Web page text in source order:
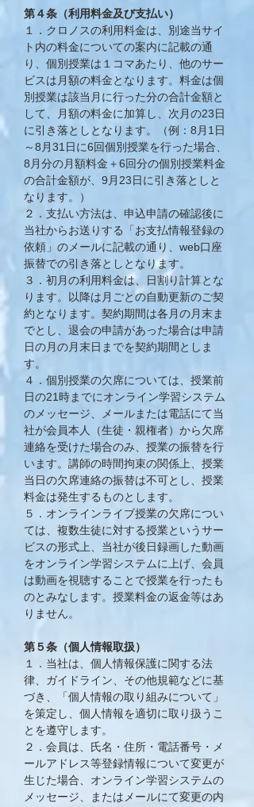
第４条（利用料金及び支払い）
１．クロノスの利用料金は、別途当サイ
ト内の料金についての案内に記載の通
り、個別授業は​１コマあたり、他のサー
ビスは月額の料金となります。料金は個
別授業は該当月に行った分の合計金額と
して、月額の料金に加算し、次月の23日
に引き落としとなります。（例：8月1日
～8月31日に6回個別授業を行った場合、
8月分の月額料金＋6回分の個別授業料金
の合計金額が、9月23日に引き落としと
なります。）
２．支払い方法は、申込申請の確認後に
当社からお送りする「お支払情報登録の
依頼」のメールに記載の通り、web口座
振替での引き落としとなります。
​３．初月の利用料金は、日割り計算とな
ります。以降は月ごとの自動更新のご契
約となります。契約期間は各月の月末ま
でとし、退会の申請があった場合は申請
日の月の月末日までを契約期間としま
す。
​４．個別授業の欠席については、授業前
日の21時までにオンライン学習システム
のメッセージ、メールまたは電話にて当
社が会員本人（生徒・親権者）から欠席
連絡を受けた場合のみ、授業の振替を行
います。講師の時間拘束の関係上、授業
当日の欠席連絡の振替は不可とし、授業
料金は発生するものとします。
５．オンラインライブ授業の欠席につい
ては、複数生徒に対する授業というサー
ビスの形式上、当社が後日録画した動画
をオンライン学習システムに上げ、会員
は動画を視聴することで授業を行ったも
のとみなします。授業料金の返金等はあ
りません。
第５条（個人情報取扱）
１．当社は、個人情報保護に関する法
律、ガイドライン、その他規範などに基
づき、「個人情報の取り組みについて」
を策定し、個人情報を適切に取り扱うこ
とを遵守します。
２．会員は、氏名・住所・電話番号・メ
ールアドレス等登録情報について変更が
生じた場合、オンライン学習システムの
メッセージ、またはメールにて変更の内